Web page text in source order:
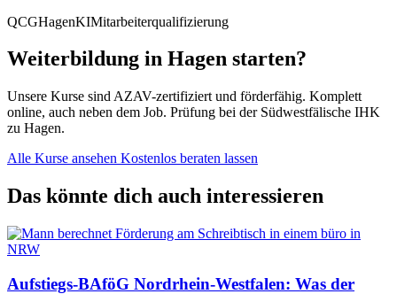
QCGHagenKIMitarbeiterqualifizierung
Weiterbildung in Hagen starten?
Unsere Kurse sind AZAV-zertifiziert und förderfähig. Komplett
online, auch neben dem Job. Prüfung bei der Südwestfälische IHK
zu Hagen.
Alle Kurse ansehen Kostenlos beraten lassen
Das könnte dich auch interessieren
Aufstiegs-BAföG Nordrhein-Westfalen: Was der